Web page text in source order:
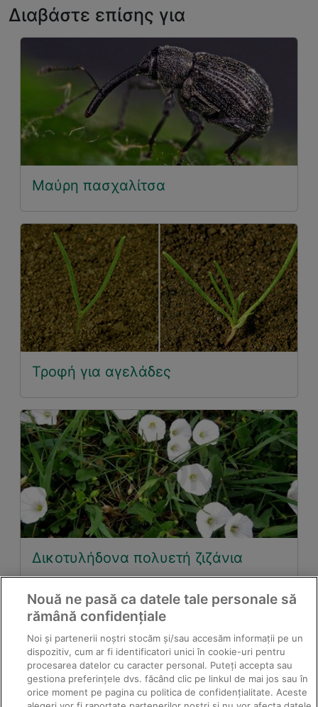
Διαβάστε επίσης για
Μαύρη πασχαλίτσα
Τροφή για αγελάδες
Δικοτυλήδονα πολυετή ζιζάνια
Nouă ne pasă ca datele tale personale să
rămână confidențiale
Noi și partenerii noștri stocăm și/sau accesăm informații pe un
dispozitiv, cum ar fi identificatori unici în cookie-uri pentru
procesarea datelor cu caracter personal. Puteți accepta sau
gestiona preferințele dvs. făcând clic pe linkul de mai jos sau în
orice moment pe pagina cu politica de confidențialitate. Aceste